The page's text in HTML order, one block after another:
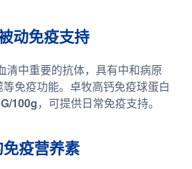
动免疫支持
清中重要的抗体，具有中和病原
免疫功能。卓牧高钙免疫球蛋白
100g，可提供日常免疫支持。
疫营养素